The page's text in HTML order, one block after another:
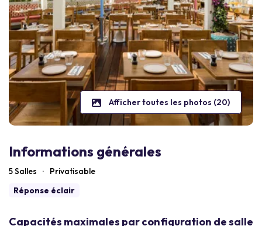
Afficher toutes les photos (20)
Informations générales
5 Salles ·
Privatisable
Réponse éclair
Capacités maximales par configuration de salle